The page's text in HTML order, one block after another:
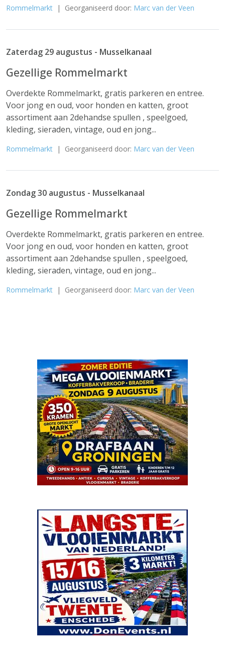
Rommelmarkt | Georganiseerd door: Marc van der Veen
Zaterdag 29 augustus - Musselkanaal
Gezellige Rommelmarkt
Overdekte Rommelmarkt, gratis parkeren en entree.
Voor jong en oud, voor honden en katten, groot
assortiment aan 2dehandse spullen , speelgoed,
kleding, sieraden, vintage, oud en jong...
Rommelmarkt | Georganiseerd door: Marc van der Veen
Zondag 30 augustus - Musselkanaal
Gezellige Rommelmarkt
Overdekte Rommelmarkt, gratis parkeren en entree.
Voor jong en oud, voor honden en katten, groot
assortiment aan 2dehandse spullen , speelgoed,
kleding, sieraden, vintage, oud en jong...
Rommelmarkt | Georganiseerd door: Marc van der Veen